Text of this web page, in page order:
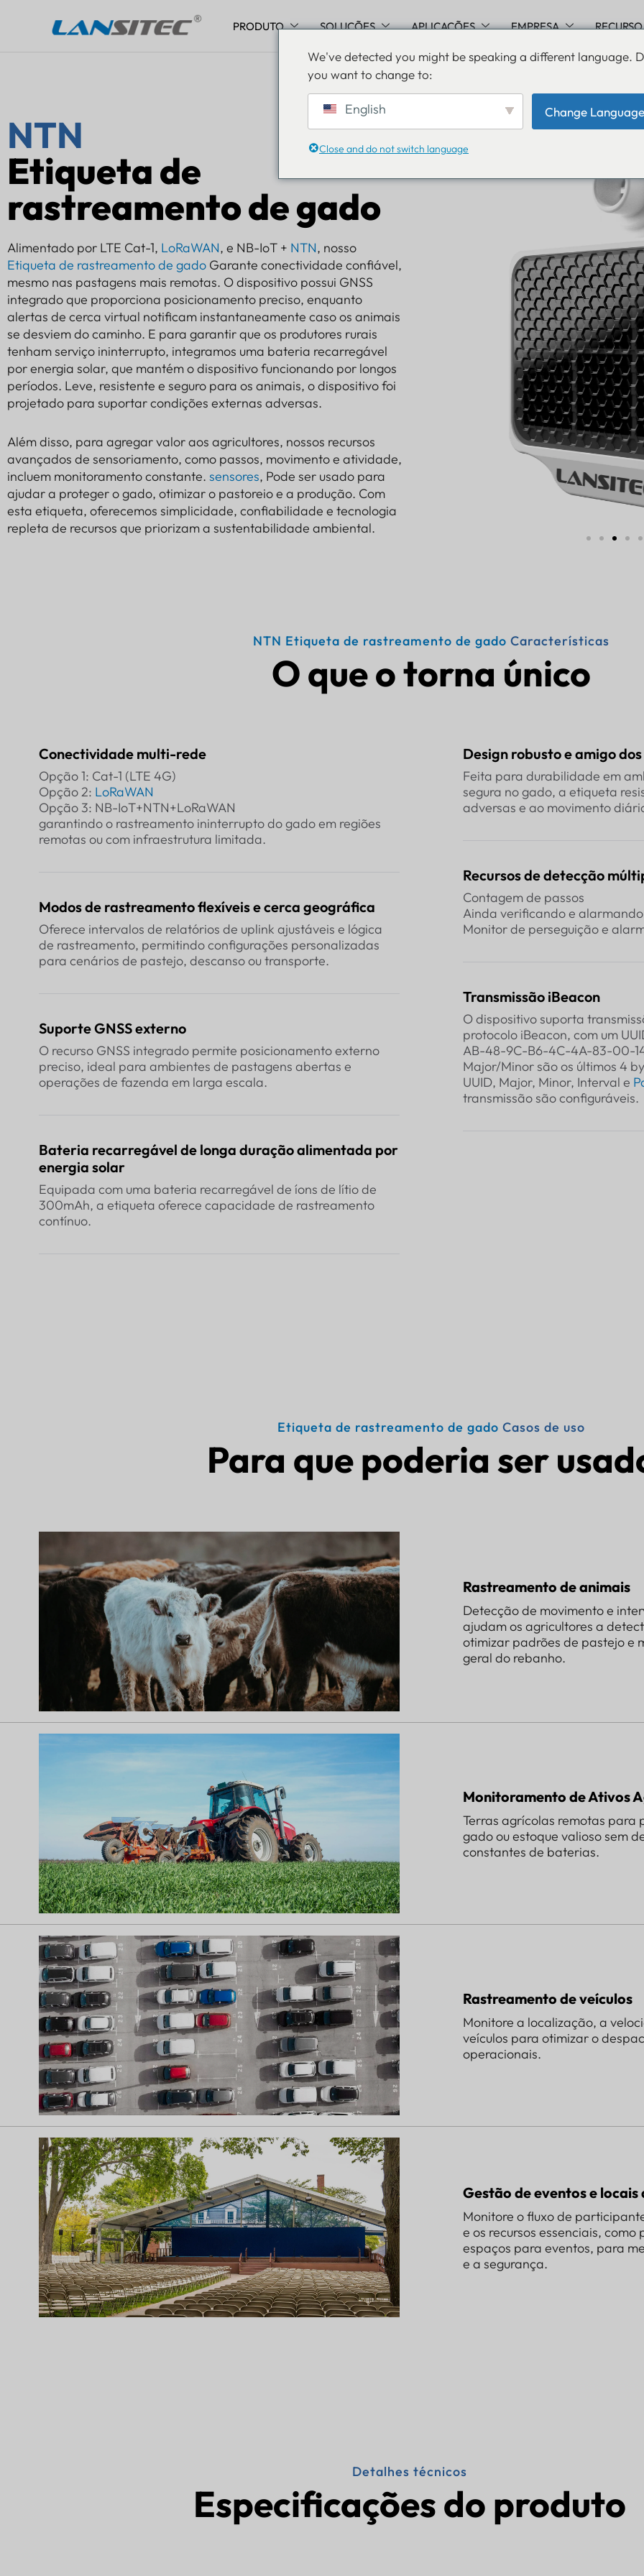
PRODUTO SOLUÇÕES APLICAÇÕES EMPRESA RECURSO
NTN
Etiqueta de
rastreamento de gado
Alimentado por LTE Cat-1, LoRaWAN, e NB-IoT + NTN, nosso
Etiqueta de rastreamento de gado Garante conectividade confiável,
mesmo nas pastagens mais remotas. O dispositivo possui GNSS
integrado que proporciona posicionamento preciso, enquanto
alertas de cerca virtual notificam instantaneamente caso os animais
se desviem do caminho. E para garantir que os produtores rurais
tenham serviço ininterrupto, integramos uma bateria recarregável
por energia solar, que mantém o dispositivo funcionando por longos
períodos. Leve, resistente e seguro para os animais, o dispositivo foi
projetado para suportar condições externas adversas.
Além disso, para agregar valor aos agricultores, nossos recursos
avançados de sensoriamento, como passos, movimento e atividade,
incluem monitoramento constante. sensores, Pode ser usado para
ajudar a proteger o gado, otimizar o pastoreio e a produção. Com
esta etiqueta, oferecemos simplicidade, confiabilidade e tecnologia
repleta de recursos que priorizam a sustentabilidade ambiental.
NTN Etiqueta de rastreamento de gado Características
O que o torna único
Conectividade multi-rede
Opção 1: Cat-1 (LTE 4G)
Opção 2: LoRaWAN
Opção 3: NB-IoT+NTN+LoRaWAN
garantindo o rastreamento ininterrupto do gado em regiões
remotas ou com infraestrutura limitada.
Modos de rastreamento flexíveis e cerca geográfica
Oferece intervalos de relatórios de uplink ajustáveis e lógica
de rastreamento, permitindo configurações personalizadas
para cenários de pastejo, descanso ou transporte.
Suporte GNSS externo
O recurso GNSS integrado permite posicionamento externo
preciso, ideal para ambientes de pastagens abertas e
operações de fazenda em larga escala.
Bateria recarregável de longa duração alimentada por
energia solar
Equipada com uma bateria recarregável de íons de lítio de
300mAh, a etiqueta oferece capacidade de rastreamento
contínuo.
Design robusto e amigo
Feita para durabilidade em
segura no gado, a etiqueta
adversas e ao movimento
Recursos de detecção
Contagem de passos
Ainda verificando e alarmando
Monitor de perseguição e
Transmissão iBeacon
O dispositivo suporta
protocolo iBeacon, com um
AB-48-9C-B6-4C-4A-83-00-
Major/Minor são os últimos 4
UUID, Major, Minor, Interval e
transmissão são configuráveis.
Etiqueta de rastreamento de gado Casos de uso
Para que poderia ser
Rastreamento de animais
Detecção de movimento e
ajudam os agricultores a
otimizar padrões de pastejo e
geral do rebanho.
Monitoramento de Ativos
Terras agrícolas remotas para
gado ou estoque valioso sem
constantes de baterias.
Rastreamento de veículos
Monitore a localização, a
veículos para otimizar o
operacionais.
Gestão de eventos e
Monitore o fluxo de
e os recursos essenciais,
espaços para eventos, para
e a segurança.
Detalhes técnicos
Especificações do produto
We've detected you might be speaking a different language.
you want to change to:
English Change
Close and do not switch language